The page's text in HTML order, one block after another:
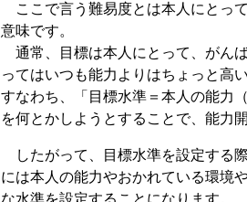
ここで言う難易度とは本人にとっ
意味です。
通常、目標は本人にとって、がん
ってはいつも能力よりはちょっと高
すなわち、「目標水準＝本人の能力
を何とかしようとすることで、能力
したがって、目標水準を設定する
には本人の能力やおかれている環境
な水準を設定することになります。